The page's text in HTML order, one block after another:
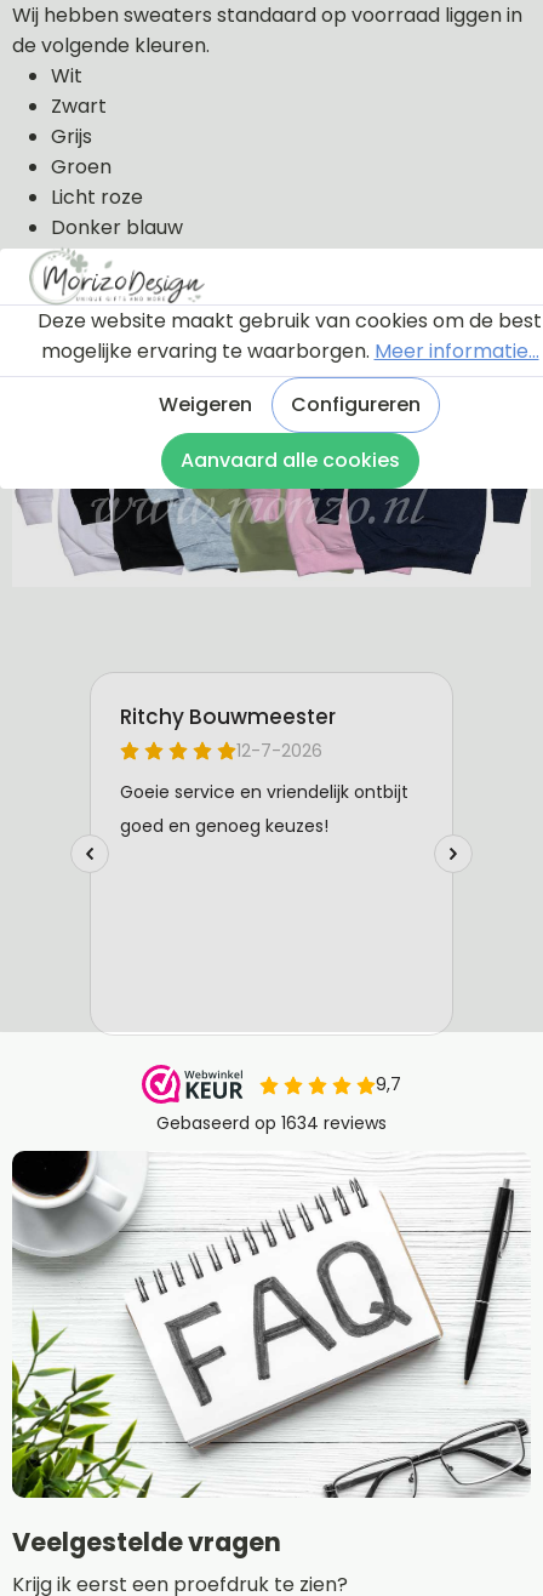
Wij hebben sweaters standaard op voorraad liggen in
de volgende kleuren.
Wit
Zwart
Grijs
Groen
Licht roze
Donker blauw
De sweaters kunnen wij in de volgende maten uit
voorraad leveren: 56, 62, 68, 74, 80, 86, 92, 98 en 104.
De sweaters zijn van 100% katoen gemaakt.
Veelgestelde vragen
Krijg ik eerst een proefdruk te zien?
Deze website maakt gebruik van cookies om de best
mogelijke ervaring te waarborgen. Meer informatie...
Weigeren
Configureren
Aanvaard alle cookies